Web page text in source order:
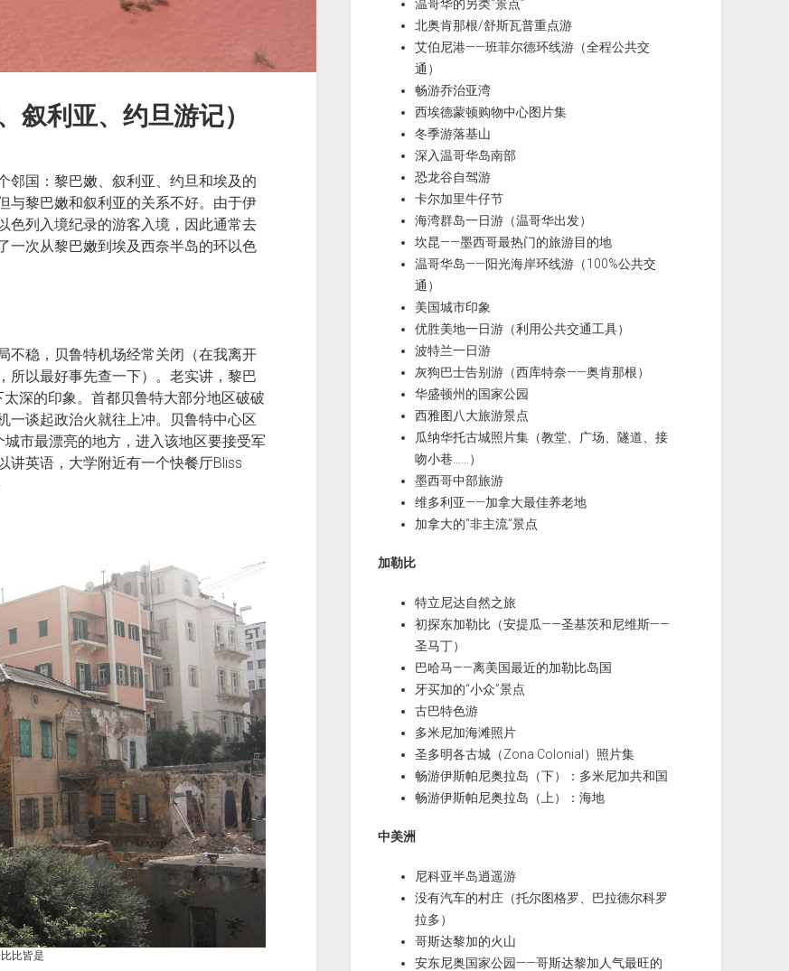
叙利亚、约旦游记）
邻国：黎巴嫩、叙利亚、约旦和埃及的
与黎巴嫩和叙利亚的关系不好。由于伊
色列入境纪录的游客入境，因此通常去
一次从黎巴嫩到埃及西奈半岛的环以色
不稳，贝鲁特机场经常关闭（在我离开
所以最好事先查一下）。老实讲，黎巴
深的印象。首都贝鲁特大部分地区破破
一谈起政治火就往上冲。贝鲁特中心区
城市最漂亮的地方，进入该地区要接受军
讲英语，大学附近有一个快餐厅Bliss
比皆是
温哥华的另类“景点”
北奥肯那根/舒斯瓦普重点游
艾伯尼港——班菲尔德环线游（全程公共交
通）
畅游乔治亚湾
西埃德蒙顿购物中心图片集
冬季游落基山
深入温哥华岛南部
恐龙谷自驾游
卡尔加里牛仔节
海湾群岛一日游（温哥华出发）
坎昆——墨西哥最热门的旅游目的地
温哥华岛——阳光海岸环线游（100%公共交
通）
美国城市印象
优胜美地一日游（利用公共交通工具）
波特兰一日游
灰狗巴士告别游（西库特奈——奥肯那根）
华盛顿州的国家公园
西雅图八大旅游景点
瓜纳华托古城照片集（教堂、广场、隧道、接
吻小巷……）
墨西哥中部旅游
维多利亚——加拿大最佳养老地
加拿大的“非主流”景点
加勒比
特立尼达自然之旅
初探东加勒比（安提瓜——圣基茨和尼维斯——
圣马丁）
巴哈马——离美国最近的加勒比岛国
牙买加的“小众”景点
古巴特色游
多米尼加海滩照片
圣多明各古城（Zona Colonial）照片集
畅游伊斯帕尼奥拉岛（下）：多米尼加共和国
畅游伊斯帕尼奥拉岛（上）：海地
中美洲
尼科亚半岛逍遥游
没有汽车的村庄（托尔图格罗、巴拉德尔科罗
拉多）
哥斯达黎加的火山
安东尼奥国家公园——哥斯达黎加人气最旺的